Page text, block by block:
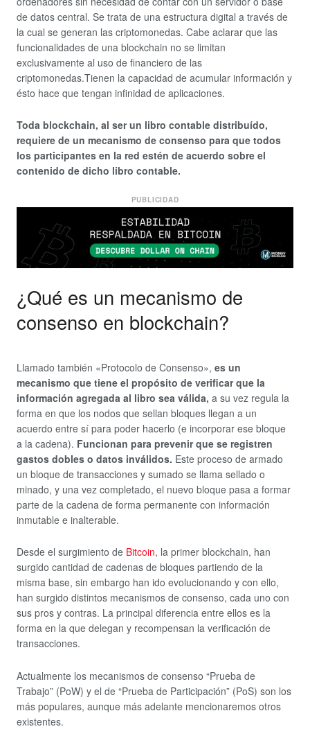
de datos central. Se trata de una estructura digital a través de
la cual se generan las criptomonedas. Cabe aclarar que las
funcionalidades de una blockchain no se limitan
exclusivamente al uso de financiero de las
criptomonedas.Tienen la capacidad de acumular información y
ésto hace que tengan infinidad de aplicaciones.
Toda blockchain, al ser un libro contable distribuído,
requiere de un mecanismo de consenso para que todos
los participantes en la red estén de acuerdo sobre el
contenido de dicho libro contable.
PUBLICIDAD
¿Qué es un mecanismo de
consenso en blockchain?
Llamado también «Protocolo de Consenso», es un
mecanismo que tiene el propósito de verificar que la
información agregada al libro sea válida, a su vez regula la
forma en que los nodos que sellan bloques llegan a un
acuerdo entre sí para poder hacerlo (e incorporar ese bloque
a la cadena). Funcionan para prevenir que se registren
gastos dobles o datos inválidos. Este proceso de armado
un bloque de transacciones y sumado se llama sellado o
minado, y una vez completado, el nuevo bloque pasa a formar
parte de la cadena de forma permanente con información
inmutable e inalterable.
Desde el surgimiento de Bitcoin, la primer blockchain, han
surgido cantidad de cadenas de bloques partiendo de la
misma base, sin embargo han ido evolucionando y con ello,
han surgido distintos mecanismos de consenso, cada uno con
sus pros y contras. La principal diferencia entre ellos es la
forma en la que delegan y recompensan la verificación de
transacciones.
Actualmente los mecanismos de consenso “Prueba de
Trabajo” (PoW) y el de “Prueba de Participación” (PoS) son los
más populares, aunque más adelante mencionaremos otros
existentes.